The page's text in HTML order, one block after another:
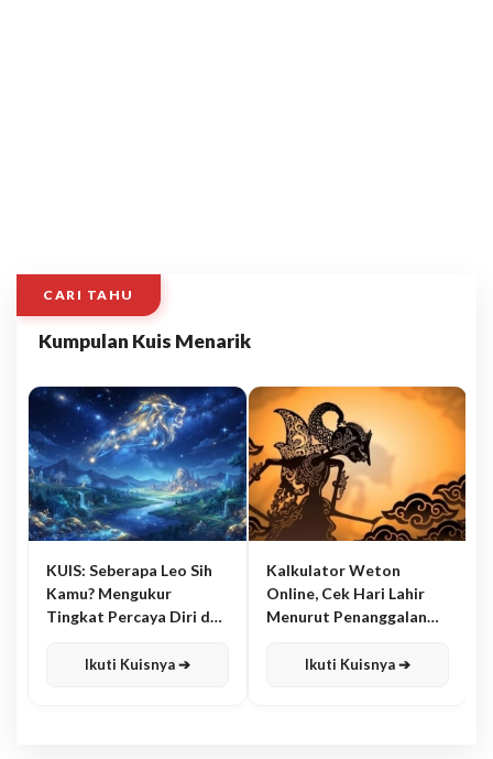
CARI TAHU
Kumpulan Kuis Menarik
KUIS: Seberapa Leo Sih
Kamu? Mengukur
Tingkat Percaya Diri dan
Ikuti Kuisnya ➔
Kalkulator Weton
Online, Cek Hari Lahir
Menurut Penanggalan
Ikuti Kuisnya ➔